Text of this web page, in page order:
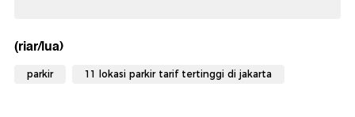
(riar/lua)
parkir 11 lokasi parkir tarif tertinggi di jakarta